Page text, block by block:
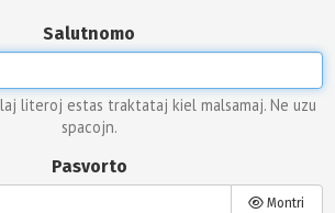
Salutnomo
literoj estas traktataj kiel malsamaj. Ne uzu
spacojn.
Pasvorto
Montri